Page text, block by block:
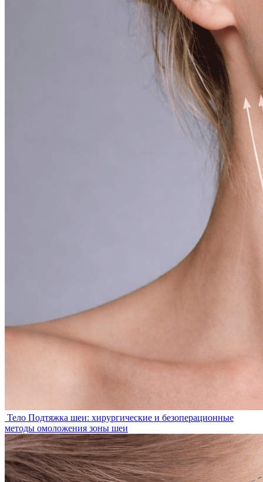
Тело Подтяжка шеи: хирургические и безоперационные
методы омоложения зоны шеи